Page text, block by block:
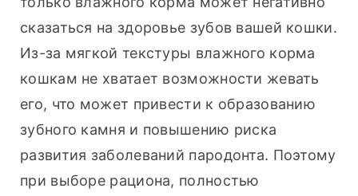
сказаться на здоровье зубов вашей кошки.
Из-за мягкой текстуры влажного корма
кошкам не хватает возможности жевать
его, что может привести к образованию
зубного камня и повышению риска
развития заболеваний пародонта. Поэтому
при выборе рациона, полностью